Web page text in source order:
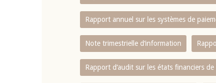
Rapport annuel sur les systèmes de
Note trimestrielle d‘information
Rapport d‘audit sur les états financiers de